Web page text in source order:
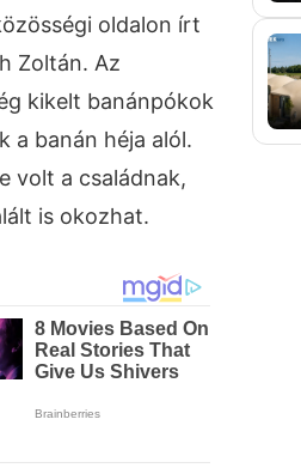
oldalon írt
Zoltán. Az
kikelt banánpókok
a banán héja alól.
volt a családnak,
is okozhat.